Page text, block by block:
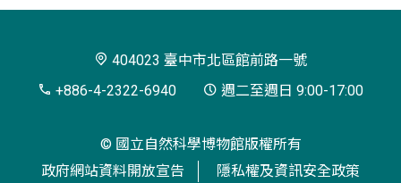
博
閱
404023 臺中市北區館前路一號
+886-4-2322-6940
週二至週日 9:00-17:00
© 國立自然科學博物館版權所有
政府網站資料開放宣告
隱私權及資訊安全政策